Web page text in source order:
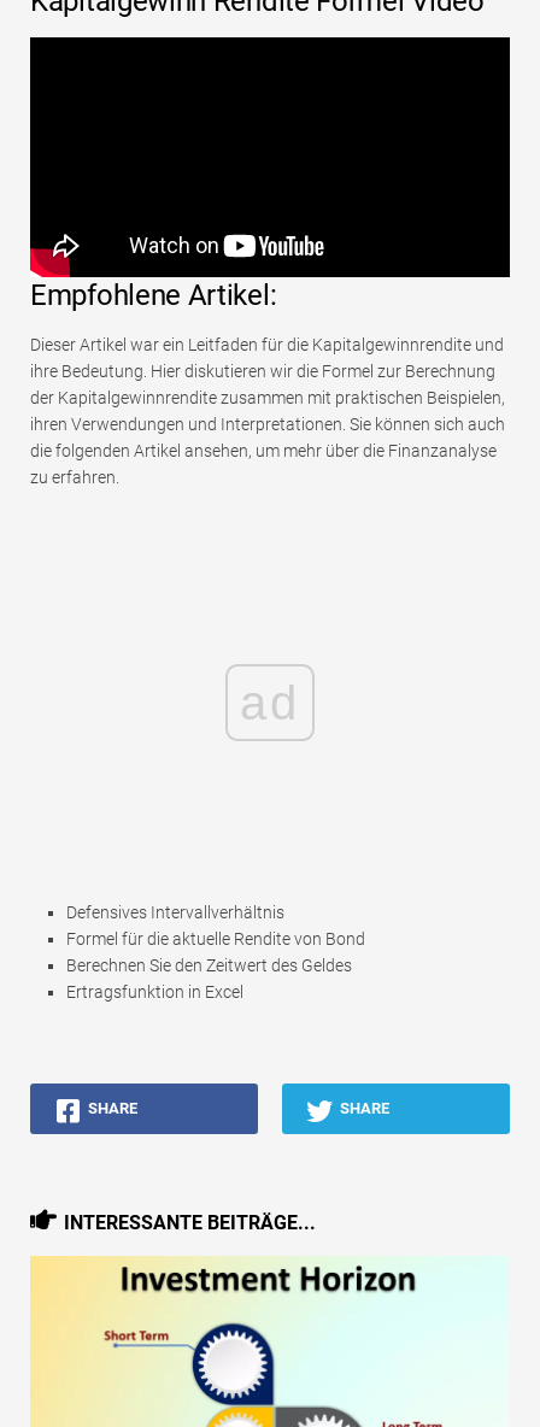
Empfohlene Artikel:
Dieser Artikel war ein Leitfaden für die Kapitalgewinnrendite und
ihre Bedeutung. Hier diskutieren wir die Formel zur Berechnung
der Kapitalgewinnrendite zusammen mit praktischen Beispielen,
ihren Verwendungen und Interpretationen. Sie können sich auch
die folgenden Artikel ansehen, um mehr über die Finanzanalyse
zu erfahren.
ad
Defensives Intervallverhältnis
Formel für die aktuelle Rendite von Bond
Berechnen Sie den Zeitwert des Geldes
Ertragsfunktion in Excel
SHARE SHARE
INTERESSANTE BEITRÄGE...